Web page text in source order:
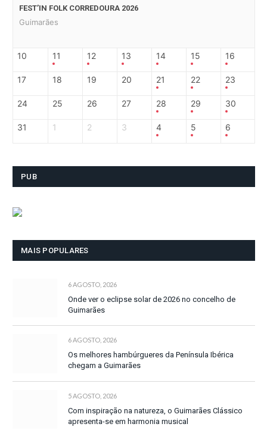
FEST’IN FOLK CORREDOURA 2026
Guimarães
10 11 12 13 14 15 16
17 18 19 20 21 22 23
24 25 26 27 28 29 30
31 1 2 3 4 5 6
PUB
MAIS POPULARES
6 AGOSTO, 2026
Onde ver o eclipse solar de 2026 no concelho de
Guimarães
6 AGOSTO, 2026
Os melhores hambúrgueres da Península Ibérica
chegam a Guimarães
5 AGOSTO, 2026
Com inspiração na natureza, o Guimarães Clássico
apresenta-se em harmonia musical